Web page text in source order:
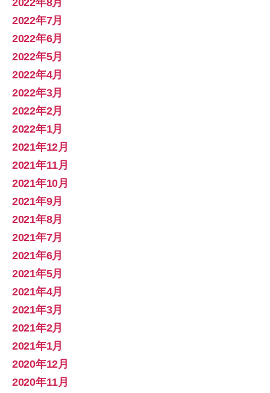
2022年7月
2022年6月
2022年5月
2022年4月
2022年3月
2022年2月
2022年1月
2021年12月
2021年11月
2021年10月
2021年9月
2021年8月
2021年7月
2021年6月
2021年5月
2021年4月
2021年3月
2021年2月
2021年1月
2020年12月
2020年11月